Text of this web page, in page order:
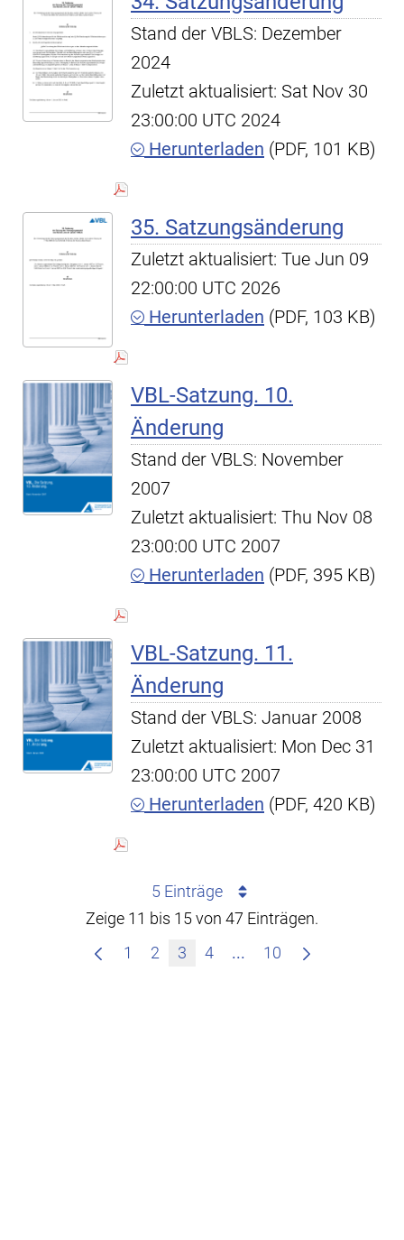
Stand der VBLS: Dezember
2024
Zuletzt aktualisiert: Sat Nov 30
23:00:00 UTC 2024
Herunterladen (PDF, 101 KB)
35. Satzungsänderung
Zuletzt aktualisiert: Tue Jun 09
22:00:00 UTC 2026
Herunterladen (PDF, 103 KB)
VBL-Satzung. 10.
Änderung
Stand der VBLS: November
2007
Zuletzt aktualisiert: Thu Nov 08
23:00:00 UTC 2007
Herunterladen (PDF, 395 KB)
VBL-Satzung. 11.
Änderung
Stand der VBLS: Januar 2008
Zuletzt aktualisiert: Mon Dec 31
23:00:00 UTC 2007
Herunterladen (PDF, 420 KB)
5 Einträge
Zeige 11 bis 15 von 47 Einträgen.
1
2 3 4 ... Zwischenseiten
10